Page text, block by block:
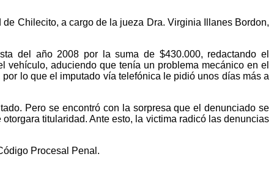
Chilecito, a cargo de la jueza Dra. Virginia Illanes Bordon,
del año 2008 por la suma de $430.000, redactando el
aduciendo que tenía un problema mecánico en el
lo que el imputado vía telefónica le pidió unos días más a
Pero se encontró con la sorpresa que el denunciado se
titularidad. Ante esto, la victima radicó las denuncias
Procesal Penal.